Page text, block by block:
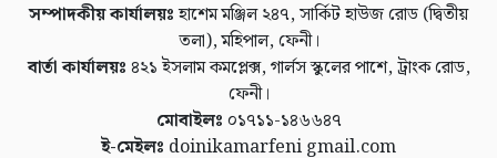
সম্পাদকীয় কার্যালয়ঃহাশেম মঞ্জিল ২৪৭, সার্কিট হাউজ রোড (দ্বিতীয়
তলা), মহিপাল, ফেনী।
বার্তা কার্যালয়ঃ ৪২১ ইসলাম কমপ্লেক্স, গার্লস স্কুলের পাশে, ট্রাংক রোড,
ফেনী।
মোবাইলঃ ০১৭১১-১৪৬৬৪৭
ই-মেইলঃ doinikamarfeni gmail.com